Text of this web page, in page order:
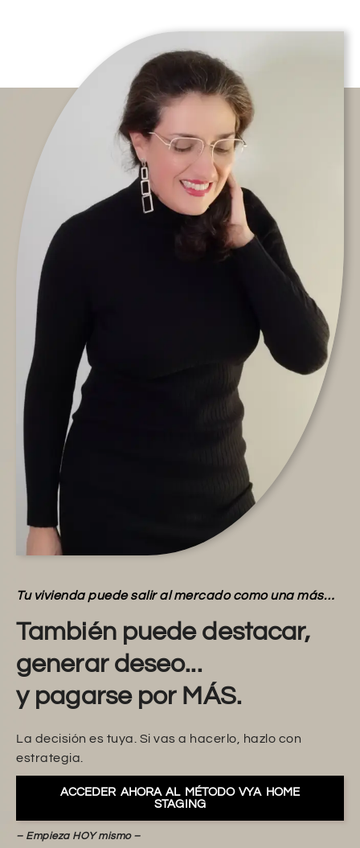
Tu vivienda puede salir al mercado como una más…
También puede destacar,
generar deseo...
y pagarse por MÁS.
La decisión es tuya. Si vas a hacerlo, hazlo con
estrategia.
ACCEDER AHORA AL MÉTODO VYA HOME
STAGING
– Empieza HOY mismo –